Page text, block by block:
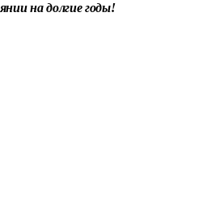
на долгие годы!